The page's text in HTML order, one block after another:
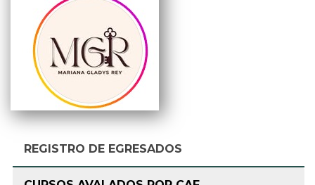
REGISTRO DE EGRESADOS